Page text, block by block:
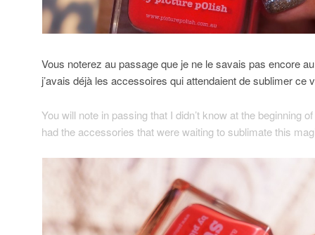
Vous noterez au passage que je ne le savais pas encore
j’avais déjà les accessoires qui attendaient de sublimer ce
You will note in passing that I didn’t know at the beginning
had the accessories that were waiting to sublimate this